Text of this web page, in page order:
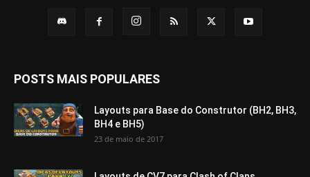
POSTS MAIS POPULARES
Layouts para Base do Construtor (BH2, BH3,
BH4 e BH5)
23 de maio de 2017